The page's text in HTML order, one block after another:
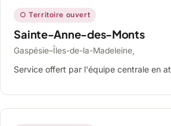
○ Territoire ouvert
Sainte-Anne-des-Monts
Gaspésie–Îles-de-la-Madeleine,
Service offert par l'équipe centrale en